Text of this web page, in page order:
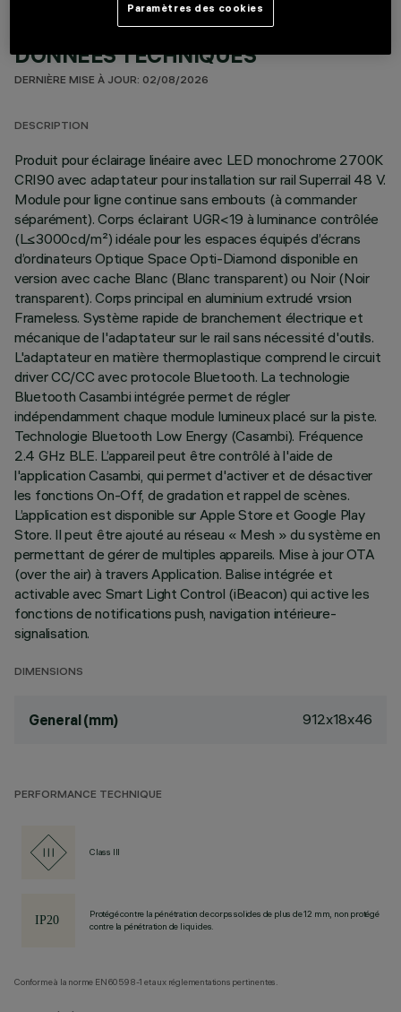
DONNÉES TECHNIQUES
DERNIÈRE MISE À JOUR: 02/08/2026
DESCRIPTION
Produit pour éclairage linéaire avec LED monochrome 2700K
CRI90 avec adaptateur pour installation sur rail Superrail 48 V.
Module pour ligne continue sans embouts (à commander
séparément). Corps éclairant UGR<19 à luminance contrôlée
(L≤3000cd/m²) idéale pour les espaces équipés d’écrans
d’ordinateurs Optique Space Opti-Diamond disponible en
version avec cache Blanc (Blanc transparent) ou Noir (Noir
transparent). Corps principal en aluminium extrudé vrsion
Frameless. Système rapide de branchement électrique et
mécanique de l'adaptateur sur le rail sans nécessité d'outils.
L'adaptateur en matière thermoplastique comprend le circuit
driver CC/CC avec protocole Bluetooth. La technologie
Bluetooth Casambi intégrée permet de régler
indépendamment chaque module lumineux placé sur la piste.
Technologie Bluetooth Low Energy (Casambi). Fréquence
2.4 GHz BLE. L’appareil peut être contrôlé à l'aide de
l'application Casambi, qui permet d'activer et de désactiver
les fonctions On-Off, de gradation et rappel de scènes.
L’application est disponible sur Apple Store et Google Play
Store. Il peut être ajouté au réseau « Mesh » du système en
permettant de gérer de multiples appareils. Mise à jour OTA
(over the air) à travers Application. Balise intégrée et
activable avec Smart Light Control (iBeacon) qui active les
fonctions de notifications push, navigation intérieure-
signalisation.
DIMENSIONS
General (mm) 912x18x46
PERFORMANCE TECHNIQUE
Class III
Protégé contre la pénétration de corps solides de plus de 12 mm, non protégé
contre la pénétration de liquides.
Conforme à la norme EN60598-1 et aux réglementations pertinentes.
Paramètres des cookies